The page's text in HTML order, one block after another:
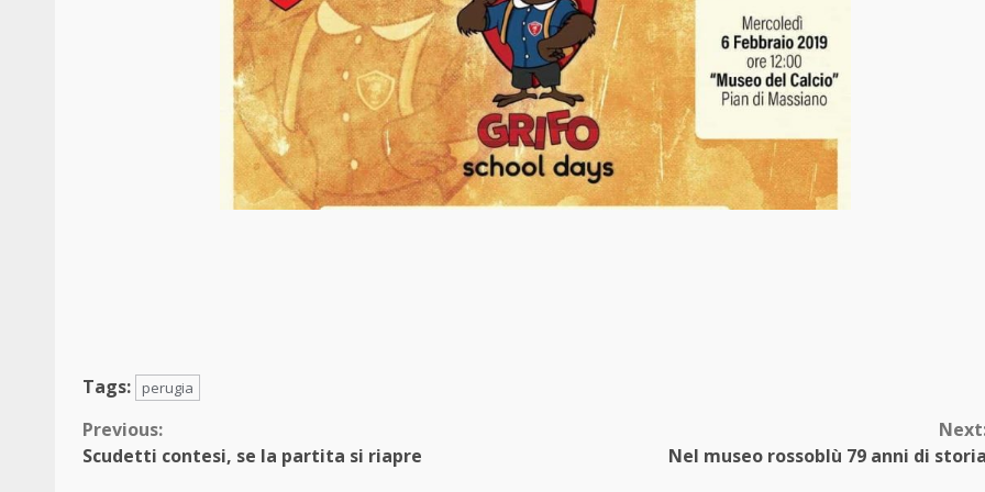
Tags: perugia
Continue
Previous:
Scudetti contesi, se la partita si riapre
Nel museo rossoblù 79 anni di